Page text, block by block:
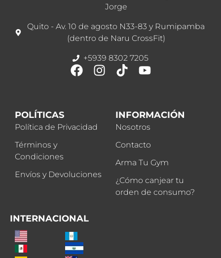
Jorge
Quito - Av. 10 de agosto N33-83 y Rumipamba
(dentro de Naru CrossFit)
+5939 8302 7205
POLÍTICAS
Política de Privacidad
Términos y
Condiciones
Envíos y Devoluciones
INFORMACIÓN
Nosotros
Contacto
Arma Tu Gym
¿Cómo canjear tu
orden de consumo?
INTERNACIONAL